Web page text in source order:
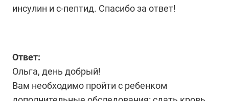
инсулин и с-пептид. Спасибо за ответ!
Ответ:
Ольга, день добрый!
Вам необходимо пройти с ребенком